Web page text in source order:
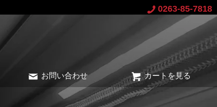
0263-85-7818
お問い合わせ カートを見る